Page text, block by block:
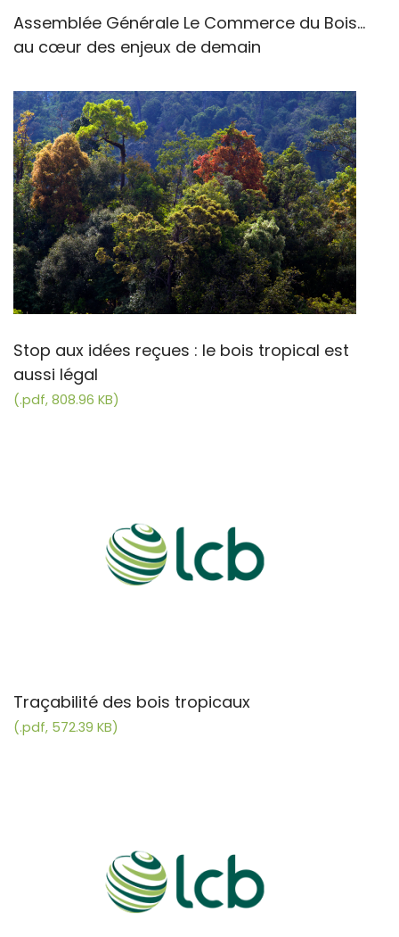
Assemblée Générale Le Commerce du Bois...
au cœur des enjeux de demain
Stop aux idées reçues : le bois tropical est
aussi légal
(.pdf, 808.96 KB)
Traçabilité des bois tropicaux
(.pdf, 572.39 KB)